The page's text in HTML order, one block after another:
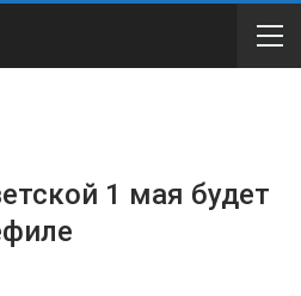
1 мая будет